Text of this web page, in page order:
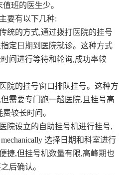
班的医生少。
要有以下几种:
统的方式,通过拨打医院的挂号
定日期到医院就诊。这种方式
间进行等待和轮询,成功率较
院的挂号窗口排队挂号。这种方
需要专门跑一趟医院,且挂号高
较长时间。
院设立的自助挂号机进行挂号,
选择日期和科室进行
捷,但挂号机数量有限,高峰期也
后确认。